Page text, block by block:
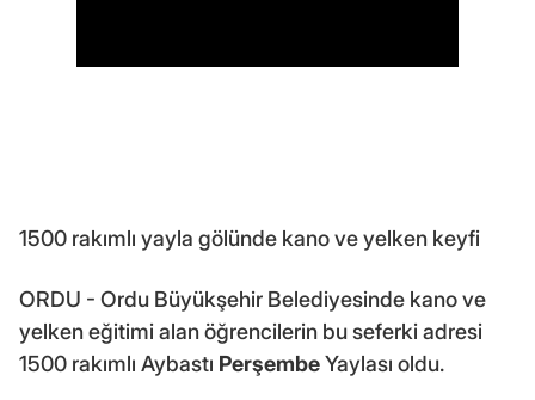
1500 rakımlı yayla gölünde kano ve yelken keyfi
ORDU - Ordu Büyükşehir Belediyesinde kano ve
yelken eğitimi alan öğrencilerin bu seferki adresi
1500 rakımlı Aybastı PerşembeYaylası oldu.